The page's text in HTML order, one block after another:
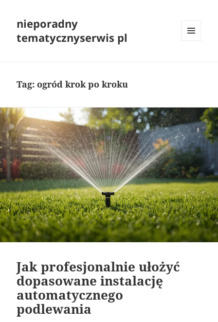
nieporadny
tematycznyserwis pl
Tag:ogród krok po kroku
Jak profesjonalnie ułożyć
dopasowane instalację
automatycznego
podlewania